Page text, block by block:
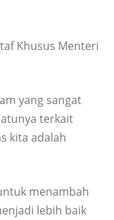
Khusus Menteri
yang sangat
terkait
kita adalah
menambah
lebih baik